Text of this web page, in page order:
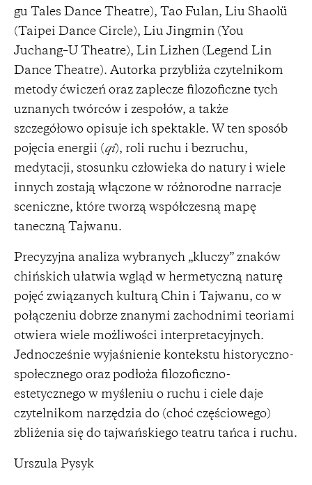
gu Tales Dance Theatre), Tao Fulan, Liu Shaolü
(Taipei Dance Circle), Liu Jingmin (You
Juchang–U Theatre), Lin Lizhen (Legend Lin
Dance Theatre). Autorka przybliża czytelnikom
metody ćwiczeń oraz zaplecze filozoficzne tych
uznanych twórców i zespołów, a także
szczegółowo opisuje ich spektakle. W ten sposób
pojęcia energii (qi), roli ruchu i bezruchu,
medytacji, stosunku człowieka do natury i wiele
innych zostają włączone w różnorodne narracje
sceniczne, które tworzą współczesną mapę
taneczną Tajwanu.
Precyzyjna analiza wybranych „kluczy” znaków
chińskich ułatwia wgląd w hermetyczną naturę
pojęć związanych kulturą Chin i Tajwanu, co w
połączeniu dobrze znanymi zachodnimi teoriami
otwiera wiele możliwości interpretacyjnych.
Jednocześnie wyjaśnienie kontekstu historyczno-
społecznego oraz podłoża filozoficzno-
estetycznego w myśleniu o ruchu i ciele daje
czytelnikom narzędzia do (choć częściowego)
zbliżenia się do tajwańskiego teatru tańca i ruchu.
Urszula Pysyk